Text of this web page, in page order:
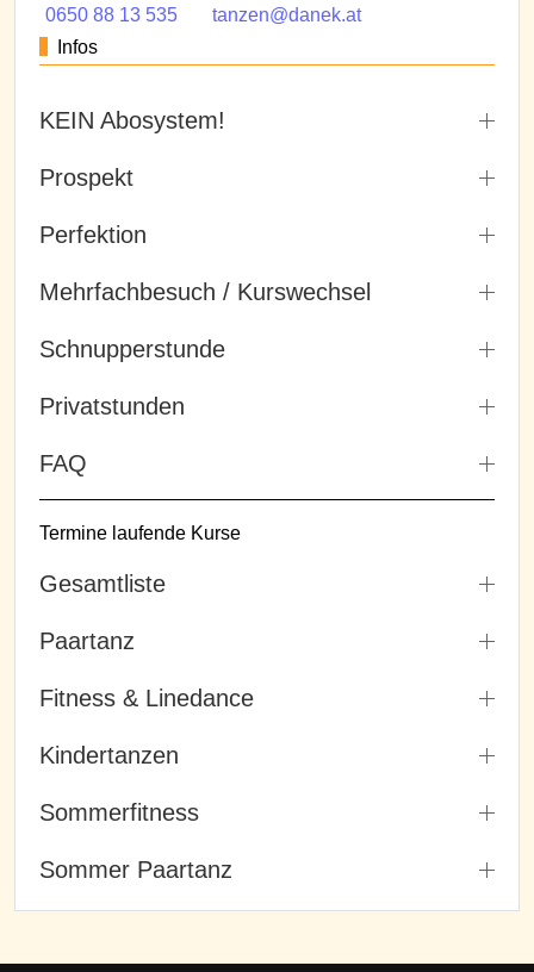
0650 88 13 535
tanzen@danek.at
Infos
KEIN Abosystem!
Prospekt
Perfektion
Mehrfachbesuch / Kurswechsel
Schnupperstunde
Privatstunden
FAQ
Termine laufende Kurse
Gesamtliste
Paartanz
Fitness & Linedance
Kindertanzen
Sommerfitness
Sommer Paartanz